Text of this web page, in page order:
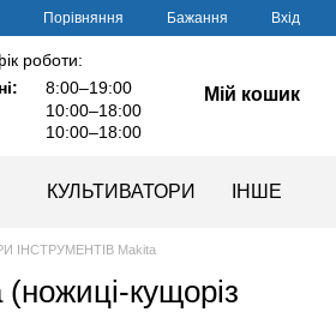
Порівняння Бажання Вхід
роботи:
8:00–19:00
10:00–18:00
10:00–18:00
Мій кошик
КУЛЬТИВАТОРИ ІНШЕ
ІНСТРУМЕНТІВ Makita
кущоріз